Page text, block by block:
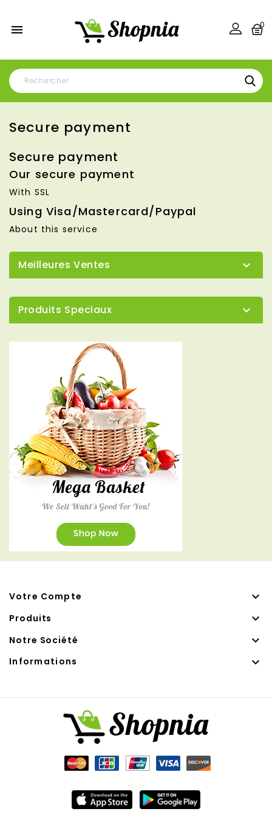
 0
Secure payment
Secure payment
Our secure payment
With SSL
Using Visa/Mastercard/Paypal
About this service
Meilleures Ventes 
Produits Speciaux 
Votre Compte 
Produits 
Notre Société 
Informations 